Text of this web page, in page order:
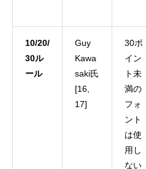
10/20/
30ル
ール
Guy
Kawa
saki氏
[16,
17]
30ポ
イン
ト未
満の
フォ
ント
は使
用し
ない